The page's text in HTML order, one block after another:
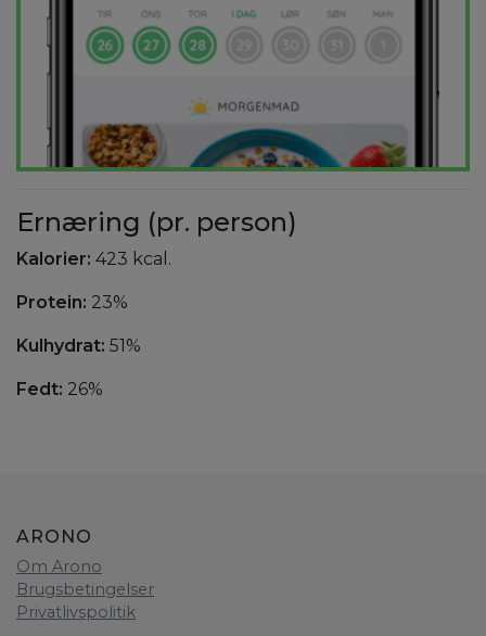
Ernæring (pr. person)
Kalorier: 423 kcal.
Protein: 23%
Kulhydrat: 51%
Fedt: 26%
ARONO
Om Arono
Brugsbetingelser
Privatlivspolitik